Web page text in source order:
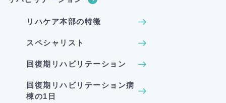
リハケア本部の特徴
スペシャリスト
回復期リハビリテーション
回復期リハビリテーション病
棟の1日